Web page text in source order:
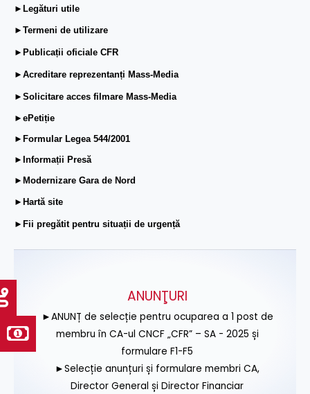
►Legături utile
►Termeni de utilizare
►Publicații oficiale CFR
►Acreditare reprezentanți Mass-Media
►Solicitare acces filmare Mass-Media
►ePetiție
►Formular Legea 544/2001
►Informații Presă
►Modernizare Gara de Nord
►Hartă site
►Fii pregătit pentru situații de urgență
ANUNŢURI
►ANUNȚ de selecție pentru ocuparea a 1 post de
membru în CA-ul CNCF „CFR” – SA - 2025 și
formulare F1-F5
►Selecție anunțuri și formulare membri CA,
Director General și Director Financiar